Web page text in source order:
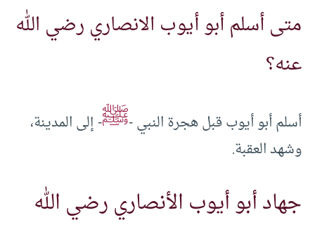
متى أسلم أبو أيوب الانصاري رضي الله
عنه؟
أسلم أبو أيوب قبل هجرة النبي -ﷺ- إلى المدينة،
وشهد العقبة.
جهاد أبو أيوب الأنصاري رضي الله